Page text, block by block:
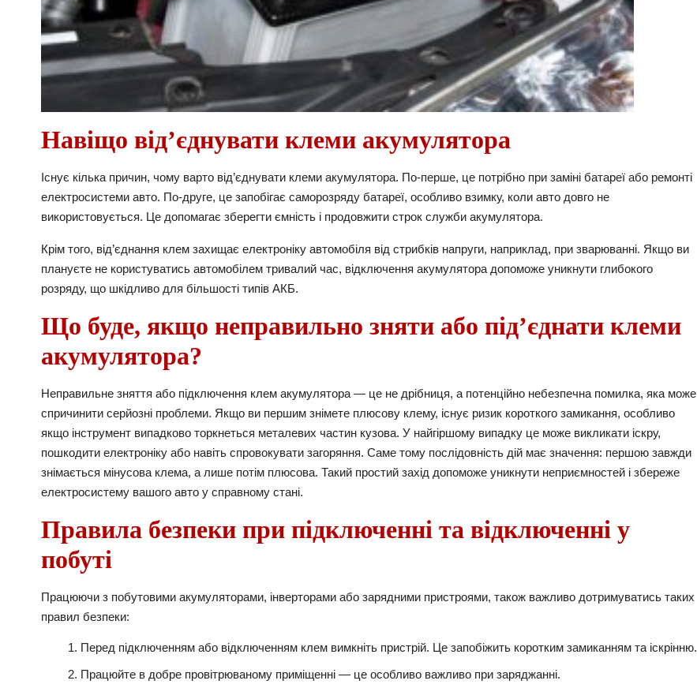
Навіщо від’єднувати клеми акумулятора
Існує кілька причин, чому варто від’єднувати клеми акумулятора. По-перше, це потрібно при заміні батареї або ремонті
електросистеми авто. По-друге, це запобігає саморозряду батареї, особливо взимку, коли авто довго не
використовується. Це допомагає зберегти ємність і продовжити строк служби акумулятора.
Крім того, від’єднання клем захищає електроніку автомобіля від стрибків напруги, наприклад, при зварюванні. Якщо ви
плануєте не користуватись автомобілем тривалий час, відключення акумулятора допоможе уникнути глибокого
розряду, що шкідливо для більшості типів АКБ.
Що буде, якщо неправильно зняти або під’єднати клеми
акумулятора?
Неправильне зняття або підключення клем акумулятора — це не дрібниця, а потенційно небезпечна помилка, яка може
спричинити серйозні проблеми. Якщо ви першим знімете плюсову клему, існує ризик короткого замикання, особливо
якщо інструмент випадково торкнеться металевих частин кузова. У найгіршому випадку це може викликати іскру,
пошкодити електроніку або навіть спровокувати загоряння. Саме тому послідовність дій має значення: першою завжди
знімається мінусова клема, а лише потім плюсова. Такий простий захід допоможе уникнути неприємностей і збереже
електросистему вашого авто у справному стані.
Правила безпеки при підключенні та відключенні у
побуті
Працюючи з побутовими акумуляторами, інверторами або зарядними пристроями, також важливо дотримуватись таких
правил безпеки:
Перед підключенням або відключенням клем вимкніть пристрій. Це запобіжить коротким замиканням та іскрінню.
Працюйте в добре провітрюваному приміщенні — це особливо важливо при заряджанні.